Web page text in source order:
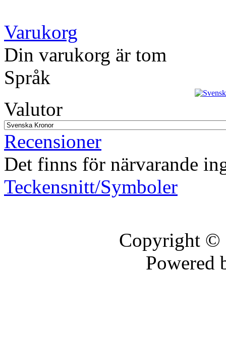
Varukorg
Din varukorg är tom
Språk
Valutor
Recensioner
Det finns för närvarande
Teckensnitt/Symboler
Copyright
Powered